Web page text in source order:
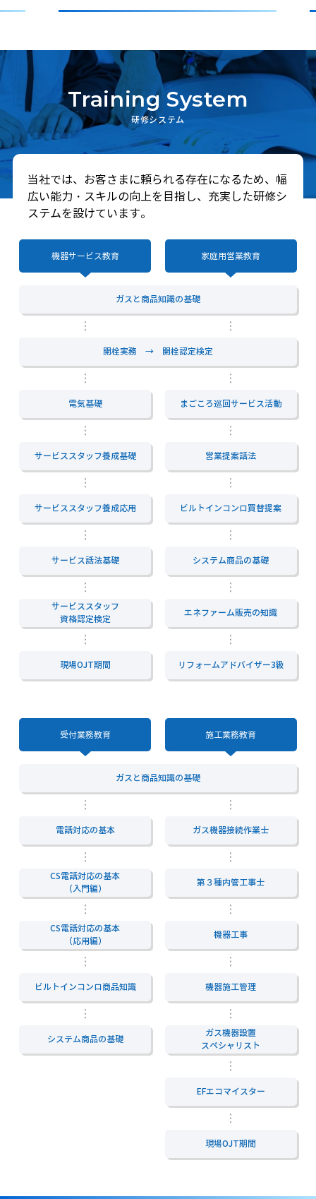
Training System
研修システム
当社では、お客さまに頼られる存在になるため、幅
広い能力・スキルの向上を目指し、充実した研修シ
ステムを設けています。
機器サービス教育 家庭用営業教育
ガスと商品知識の基礎
開栓実務 → 開栓認定検定
電気基礎 まごころ巡回サービス活動
サービススタッフ養成基礎 営業提案話法
サービススタッフ養成応用 ビルトインコンロ買替提案
サービス話法基礎 システム商品の基礎
サービススタッフ
資格認定検定
エネファーム販売の知識
現場OJT期間 リフォームアドバイザー3級
受付業務教育 施工業務教育
ガスと商品知識の基礎
電話対応の基本 ガス機器接続作業士
CS電話対応の基本
（入門編）
第３種内管工事士
CS電話対応の基本
（応用編）
機器工事
ビルトインコンロ商品知識 機器施工管理
システム商品の基礎
ガス機器設置
スペシャリスト
EFエコマイスター
現場OJT期間